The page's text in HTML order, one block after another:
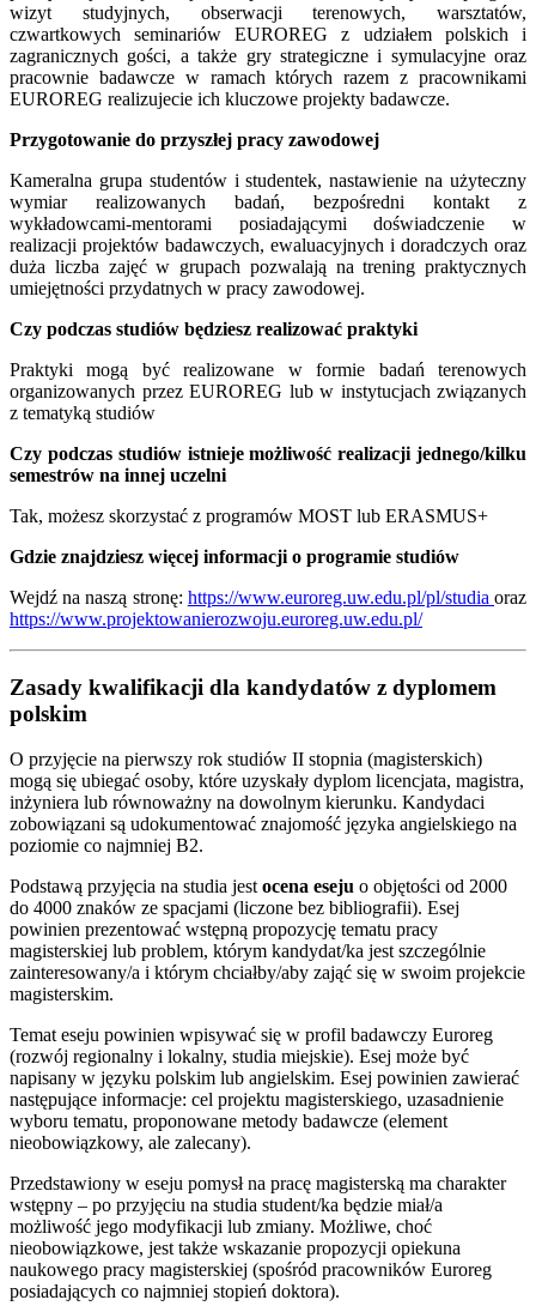
wizyt studyjnych, obserwacji terenowych, warsztatów,
czwartkowych seminariów EUROREG z udziałem polskich i
zagranicznych gości, a także gry strategiczne i symulacyjne oraz
pracownie badawcze w ramach których razem z pracownikami
EUROREG realizujecie ich kluczowe projekty badawcze.
Przygotowanie do przyszłej pracy zawodowej
Kameralna grupa studentów i studentek, nastawienie na użyteczny
wymiar realizowanych badań, bezpośredni kontakt z
wykładowcami-mentorami posiadającymi doświadczenie w
realizacji projektów badawczych, ewaluacyjnych i doradczych oraz
duża liczba zajęć w grupach pozwalają na trening praktycznych
umiejętności przydatnych w pracy zawodowej.
Czy podczas studiów będziesz realizować praktyki
Praktyki mogą być realizowane w formie badań terenowych
organizowanych przez EUROREG lub w instytucjach związanych
z tematyką studiów
Czy podczas studiów istnieje możliwość realizacji jednego/kilku
semestrów na innej uczelni
Tak, możesz skorzystać z programów MOST lub ERASMUS+
Gdzie znajdziesz więcej informacji o programie studiów
Wejdź na naszą stronę: https://www.euroreg.uw.edu.pl/pl/studiaoraz
https://www.projektowanierozwoju.euroreg.uw.edu.pl/
Zasady kwalifikacji dla kandydatów z dyplomem
polskim
O przyjęcie na pierwszy rok studiów II stopnia (magisterskich)
mogą się ubiegać osoby, które uzyskały dyplom licencjata, magistra,
inżyniera lub równoważny na dowolnym kierunku. Kandydaci
zobowiązani są udokumentować znajomość języka angielskiego na
poziomie co najmniej B2.
Podstawą przyjęcia na studia jest ocena eseju o objętości od 2000
do 4000 znaków ze spacjami (liczone bez bibliografii). Esej
powinien prezentować wstępną propozycję tematu pracy
magisterskiej lub problem, którym kandydat/ka jest szczególnie
zainteresowany/a i którym chciałby/aby zająć się w swoim projekcie
magisterskim.
Temat eseju powinien wpisywać się w profil badawczy Euroreg
(rozwój regionalny i lokalny, studia miejskie). Esej może być
napisany w języku polskim lub angielskim. Esej powinien zawierać
następujące informacje: cel projektu magisterskiego, uzasadnienie
wyboru tematu, proponowane metody badawcze (element
nieobowiązkowy, ale zalecany).
Przedstawiony w eseju pomysł na pracę magisterską ma charakter
wstępny – po przyjęciu na studia student/ka będzie miał/a
możliwość jego modyfikacji lub zmiany. Możliwe, choć
nieobowiązkowe, jest także wskazanie propozycji opiekuna
naukowego pracy magisterskiej (spośród pracowników Euroreg
posiadających co najmniej stopień doktora).